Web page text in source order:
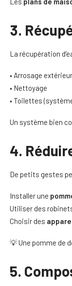
3.
La récupération
• Arrosage extérieur
• Nettoyage
• Toilettes
Un système bien
4.
De petits gestes
Installer une
Utiliser des
Choisir des
💡 Une pomme de
5.